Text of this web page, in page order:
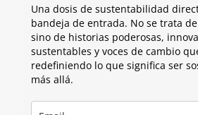
Una dosis de sustentabilidad
bandeja de entrada. No se trata
sino de historias poderosas,
sustentables y voces de cambio
redefiniendo lo que significa ser
más allá.